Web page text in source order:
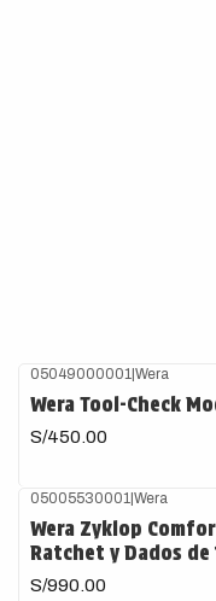
05049000001 |Wera
Wera Tool-Check
S/450.00
05005530001 |Wera
Wera Zyklop
Ratchet y Dados de
S/990.00